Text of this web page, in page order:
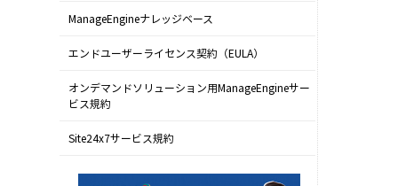
ManageEngineナレッジベース
エンドユーザーライセンス契約（EULA）
オンデマンドソリューション用ManageEngineサー
ビス規約
Site24x7サービス規約